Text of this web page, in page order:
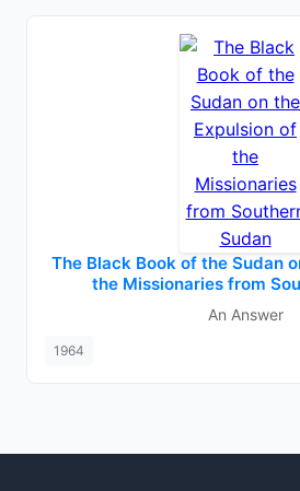
The Black Book of the Sudan
the Missionaries from
An Answer
1964